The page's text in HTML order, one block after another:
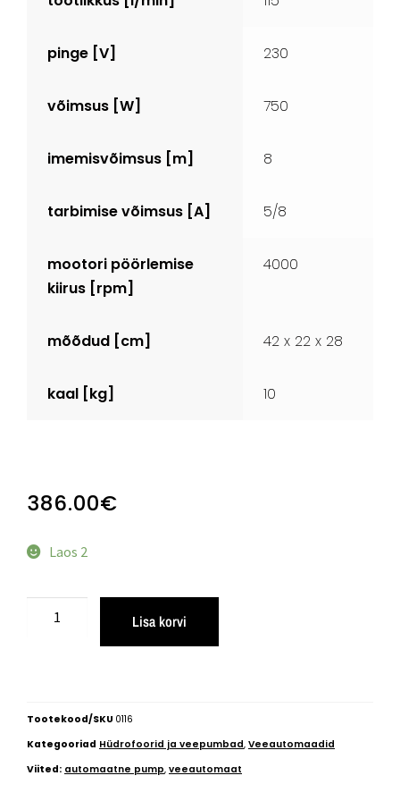
pinge [V] 230
võimsus [W] 750
imemisvõimsus [m] 8
tarbimise võimsus [A] 5/8
mootori pöörlemise
kiirus [rpm]
4000
mõõdud [cm] 42 x 22 x 28
kaal [kg] 10
386.00€
Laos 2
Lisa korvi
Tootekood/SKU 0116
Kategooriad Hüdrofoorid ja veepumbad, Veeautomaadid
Viited: automaatne pump, veeautomaat